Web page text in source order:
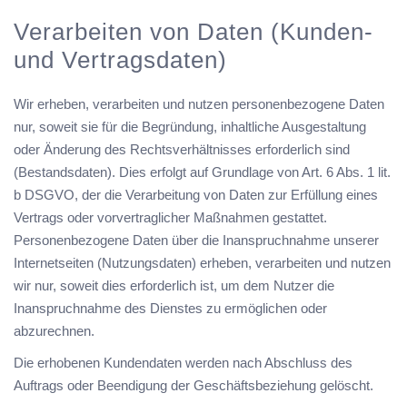
Verarbeiten von Daten (Kunden-
und Vertragsdaten)
Wir erheben, verarbeiten und nutzen personenbezogene Daten
nur, soweit sie für die Begründung, inhaltliche Ausgestaltung
oder Änderung des Rechtsverhältnisses erforderlich sind
(Bestandsdaten). Dies erfolgt auf Grundlage von Art. 6 Abs. 1 lit.
b DSGVO, der die Verarbeitung von Daten zur Erfüllung eines
Vertrags oder vorvertraglicher Maßnahmen gestattet.
Personenbezogene Daten über die Inanspruchnahme unserer
Internetseiten (Nutzungsdaten) erheben, verarbeiten und nutzen
wir nur, soweit dies erforderlich ist, um dem Nutzer die
Inanspruchnahme des Dienstes zu ermöglichen oder
abzurechnen.
Die erhobenen Kundendaten werden nach Abschluss des
Auftrags oder Beendigung der Geschäftsbeziehung gelöscht.